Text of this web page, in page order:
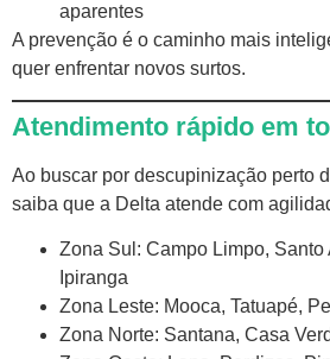
aparentes
A prevenção é o caminho mais
quer enfrentar novos surtos.
Atendimento rápido em
Ao buscar por descupinização perto
saiba que a Delta atende com
Zona Sul: Campo Limpo, Santo
Ipiranga
Zona Leste: Mooca, Tatuapé,
Zona Norte: Santana, Casa